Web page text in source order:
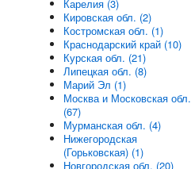
Карелия (3)
Кировская обл. (2)
Костромская обл. (1)
Краснодарский край (10)
Курская обл. (21)
Липецкая обл. (8)
Марий Эл (1)
Москва и Московская обл.
(67)
Мурманская обл. (4)
Нижегородская
(Горьковская) (1)
Новгородская обл. (20)